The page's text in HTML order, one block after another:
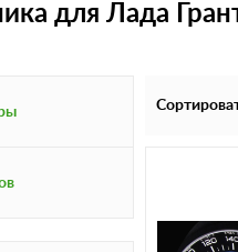
для Лада